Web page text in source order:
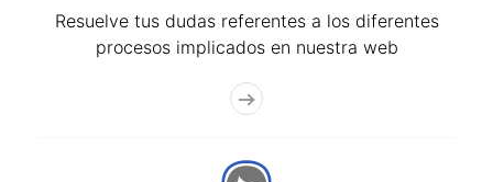
Resuelve tus dudas referentes a los diferentes
procesos implicados en nuestra web